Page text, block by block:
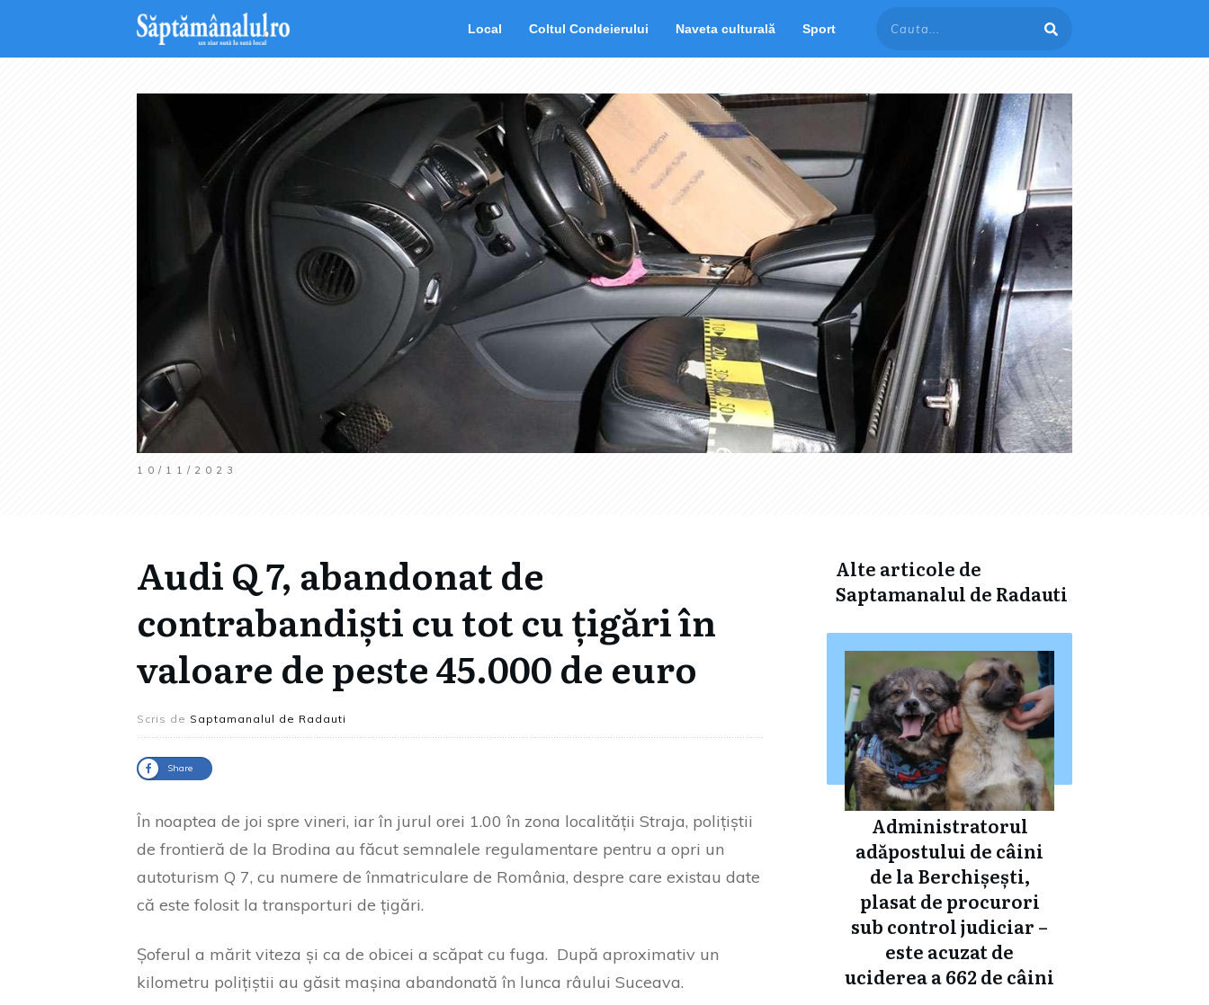
Local Coltul Condeierului Naveta culturală Sport
10/11/2023
Audi Q 7, abandonat de
contrabandiști cu tot cu țigări în
valoare de peste 45.000 de euro
Scris de Saptamanalul de Radauti
Share
În noaptea de joi spre vineri, iar în jurul orei 1.00 în zona localității Straja, polițiștii
de frontieră de la Brodina au făcut semnalele regulamentare pentru a opri un
autoturism Q 7, cu numere de înmatriculare de România, despre care existau date
că este folosit la transporturi de țigări.
Șoferul a mărit viteza și ca de obicei a scăpat cu fuga. După aproximativ un
kilometru polițiștii au găsit mașina abandonată în lunca râului Suceava.
Alte articole de
Saptamanalul de Radauti
Administratorul
adăpostului de câini
de la Berchișești,
plasat de procurori
sub control judiciar –
este acuzat de
uciderea a 662 de câini